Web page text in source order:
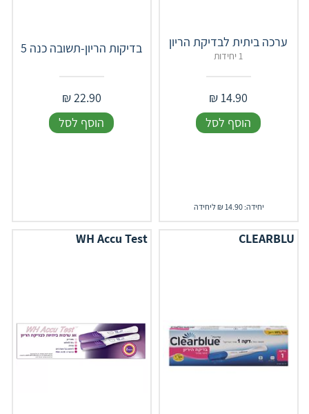
ערכה ביתית לבדיקת הריון
1 יחידות
14.90
₪
הוסף לסל
יחידה: 14.90 ₪ ליחידה
בדיקות הריון-תשובה כנה 5
22.90
₪
הוסף לסל
CLEARBLU
WH Accu Test